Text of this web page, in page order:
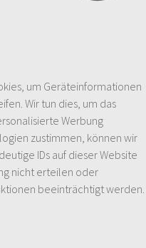
um Geräteinformationen
Wir tun dies, um das
Werbung
zustimmen, können wir
IDs auf dieser Website
nicht erteilen oder
beeinträchtigt werden.